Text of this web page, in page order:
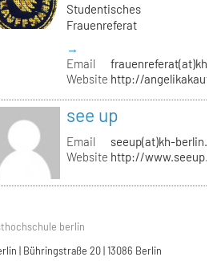
Studentisches
Frauenreferat
→
Email
Website http://
see up
Email
seeup(at)kh-
Website http://
berlin
| Bühringstraße 20 | 13086 Berlin